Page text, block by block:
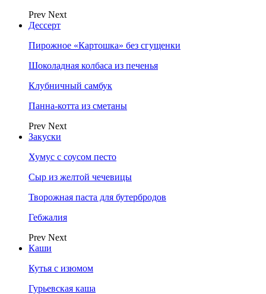
Prev Next
Дессерт
Пирожное «Картошка» без сгущенки
Шоколадная колбаса из печенья
Клубничный самбук
Панна-котта из сметаны
Prev Next
Закуски
Хумус с соусом песто
Сыр из желтой чечевицы
Творожная паста для бутербродов
Гебжалия
Prev Next
Каши
Кутья с изюмом
Гурьевская каша